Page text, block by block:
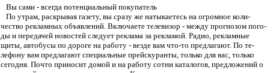
Вы сами - всегда потенциальный покупатель
По утрам, раскрывая газету, вы сразу же натыкаетесь на огромное коли-
чество рекламных объявлений. Включаете телевизор - между прогнозом пого-
ды и передачей новостей следует реклама за рекламой. Радио, рекламные
щиты, автобусы по дороге на работу - везде вам что-то предлагают. По те-
лефону вам предлагают специальные прейскуранты, только для вас, только
сегодня. Почто приносит домой и на работу сотни каталогов, предложений о